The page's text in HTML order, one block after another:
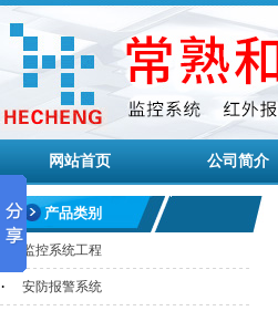
网站首页 公司简介
产品类别
监控系统工程
· 安防报警系统